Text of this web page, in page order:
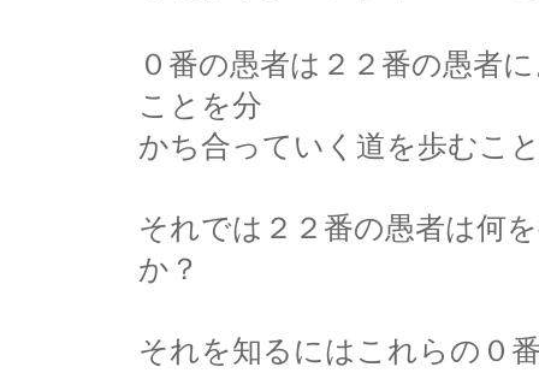
０番の愚者は２２番の愚者
ことを分
かち合っていく道を歩むこ
それでは２２番の愚者は何
か？
それを知るにはこれらの０